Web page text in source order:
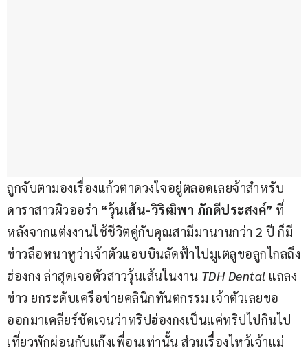
ถูกจับตามองเรื่องแก้วตาดวงใจอยู่ตลอดเลยจ้าสำหรับ
ดาราสาวผิวออร่า “วุ้นเส้น-วิริฒิพา ภักดีประสงค์” ที่
หลังจากแต่งงานใช้ชีวิตคู่กับคุณสามีมานานกว่า 2 ปี ก็มี
ข่าวลือหนาหูว่าเจ้าตัวแอบบินลัดฟ้าไปมูเตลูขอลูกไกลถึง
ฮ่องกง ล่าสุดเจอตัวสาววุ้นเส้นในงาน TDH Dental แถลง
ข่าว ยกระดับเครือข่ายคลินิกทันตกรรม เจ้าตัวเลยขอ
ออกมาเคลียร์ชัดเจนว่าทริปฮ่องกงเป็นแค่ทริปไปกินไป
เที่ยวพักผ่อนกับแก๊งเพื่อนเท่านั้น ส่วนเรื่องไหว้เจ้าแม่